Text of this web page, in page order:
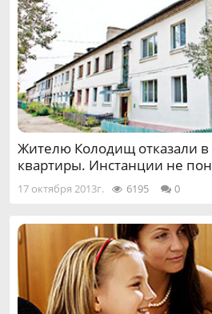
Жителю Колодищ отказали
квартиры. Инстанции не
17 октября 2013г. 6195 0